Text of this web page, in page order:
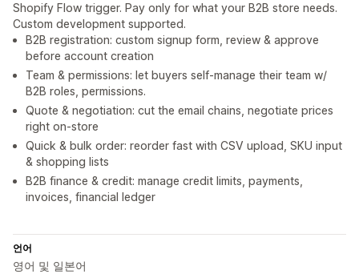
Shopify Flow trigger. Pay only for what your B2B store needs.
Custom development supported.
B2B registration: custom signup form, review & approve
before account creation
Team & permissions: let buyers self-manage their team w/
B2B roles, permissions.
Quote & negotiation: cut the email chains, negotiate prices
right on-store
Quick & bulk order: reorder fast with CSV upload, SKU input
& shopping lists
B2B finance & credit: manage credit limits, payments,
invoices, financial ledger
언어
영어 및 일본어